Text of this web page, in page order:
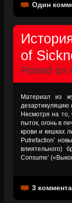
Один
of
Posted on
Материал из
Несмотря на
пыток, огонь в
крови и кишках
Putrefaction’
влиятельного)
Consume’
3